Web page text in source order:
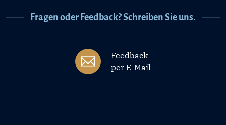
Fragen oder Feedback? Schreiben Sie uns.
Feedback
per E-Mail